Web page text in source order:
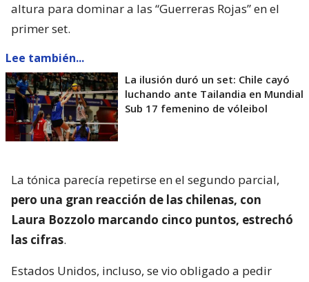
altura para dominar a las “Guerreras Rojas” en el
primer set.
Lee también...
La ilusión duró un set: Chile cayó
luchando ante Tailandia en Mundial
Sub 17 femenino de vóleibol
La tónica parecía repetirse en el segundo parcial,
pero una gran reacción de las chilenas, con
Laura Bozzolo marcando cinco puntos, estrechó
las cifras.
Estados Unidos, incluso, se vio obligado a pedir